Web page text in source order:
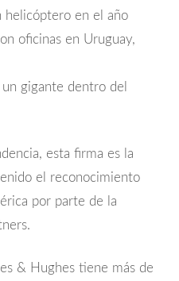
helicóptero en el año
oficinas en Uruguay,
gigante dentro del
esta firma es la
el reconocimiento
por parte de la
& Hughes tiene más de